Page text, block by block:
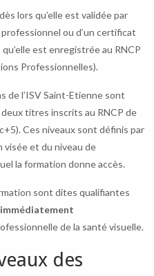
lors qu’elle est validée par
ou d’un certificat
est enregistrée au RNCP
Professionnelles).
de l’ISV Saint-Etienne sont
titres inscrits au RNCP de
Ces niveaux sont définis par
visée et du niveau de
la formation donne accès.
sont dites qualifiantes
de la santé visuelle.
des